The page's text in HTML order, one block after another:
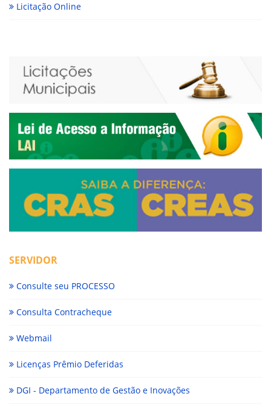
Licitação Online
SERVIDOR
Consulte seu PROCESSO
Consulta Contracheque
Webmail
Licenças Prêmio Deferidas
DGI - Departamento de Gestão e Inovações